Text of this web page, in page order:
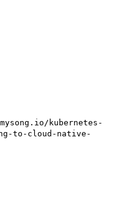
kubernetes-
to-cloud-native-